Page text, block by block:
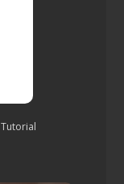
Tutorial